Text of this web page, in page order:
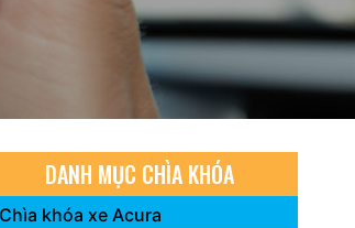
DANH MỤC CHÌA KHÓA
Chìa khóa xe Acura